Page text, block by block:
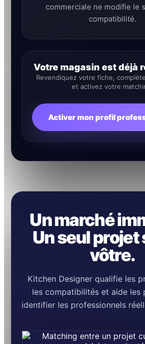
commerciale ne modifie le
compatibilité.
Votre magasin est déjà
Revendiquez votre fiche,
et activez votre
Activer mon profil
Un marché
Un seul projet
vôtre.
Kitchen Designer qualifie les
les compatibilités et aide les
identifier les professionnels